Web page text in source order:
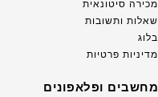
מכירה סיטונאית
שאלות ותשובות
בלוג
מדיניות פרטיות
מחשבים ופלאפונים